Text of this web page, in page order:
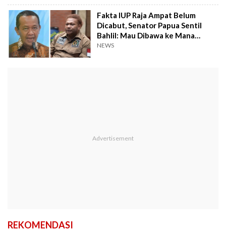
Fakta IUP Raja Ampat Belum
Dicabut, Senator Papua Sentil
Bahlil: Mau Dibawa ke Mana
Negara Ini?
NEWS
REKOMENDASI